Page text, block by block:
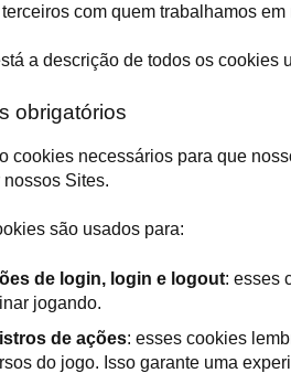
com quem trabalhamos em
a descrição de todos os cookies
obrigatórios
cookies necessários para que
nossos Sites.
são usados para:
de login, login e logout: esses
jogando.
de ações: esses cookies
do jogo. Isso garante uma